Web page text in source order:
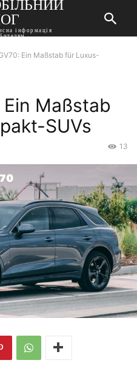
інформація
Ein Maßstab für Luxus-
Ein Maßstab
SUVs
13